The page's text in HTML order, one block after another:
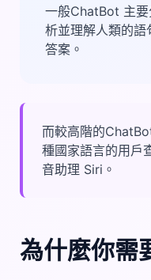
一般ChatBot 主
析並理解人類的
答案。
而較高階的
種國家語言的用戶
音助理 Siri。
為什麼你需